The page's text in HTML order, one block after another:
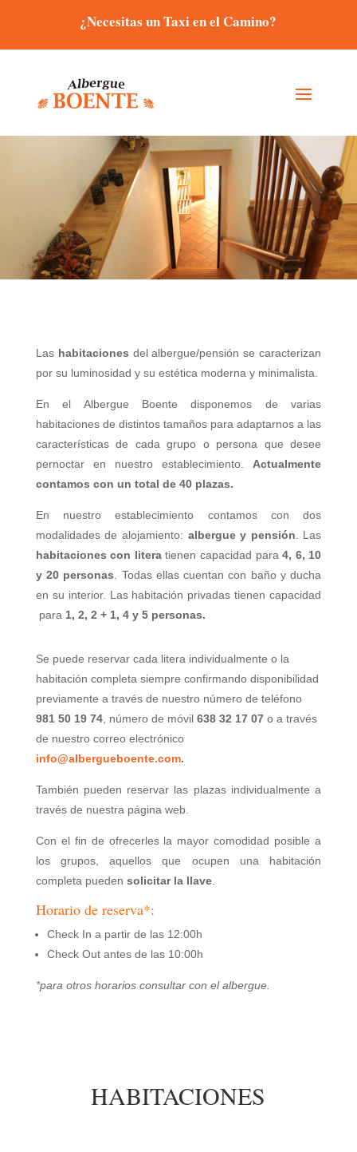
¿Necesitas un Taxi en el Camino?
Las habitaciones del albergue/pensión se caracterizan
por su luminosidad y su estética moderna y minimalista.
En el Albergue Boente disponemos de varias
habitaciones de distintos tamaños para adaptarnos a las
características de cada grupo o persona que desee
pernoctar en nuestro establecimiento.Actualmente
contamos con un total de 40 plazas.
En nuestro establecimiento contamos con dos
modalidades de alojamiento: albergue y pensión. Las
habitaciones con literatienen capacidad para4, 6, 10
y 20 personas. Todas ellas cuentan con baño y ducha
en su interior. Las habitación privadas tienen capacidad
para 1, 2, 2 + 1, 4 y 5 personas.
Se puede reservar cada litera individualmente o la
habitación completa siempre confirmando disponibilidad
previamente a través de nuestro número de teléfono
981 50 19 74, número de móvil 638 32 17 07o a través
de nuestro correo electrónico
info@albergueboente.com.
También pueden reservar las plazas individualmente a
través de nuestra página web.
Con el fin de ofrecerles la mayor comodidad posible a
los grupos, aquellos que ocupen una habitación
completa pueden solicitar la llave.
Horario de reserva*:
Check In a partir de las 12:00h
Check Out antes de las 10:00h
*para otros horarios consultar con el albergue.
HABITACIONES